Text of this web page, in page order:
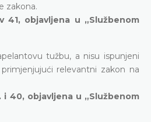
zakona.
objavljena u „Službenom
tužbu, a nisu ispunjeni
relevantni zakon na
40, objavljena u „Službenom